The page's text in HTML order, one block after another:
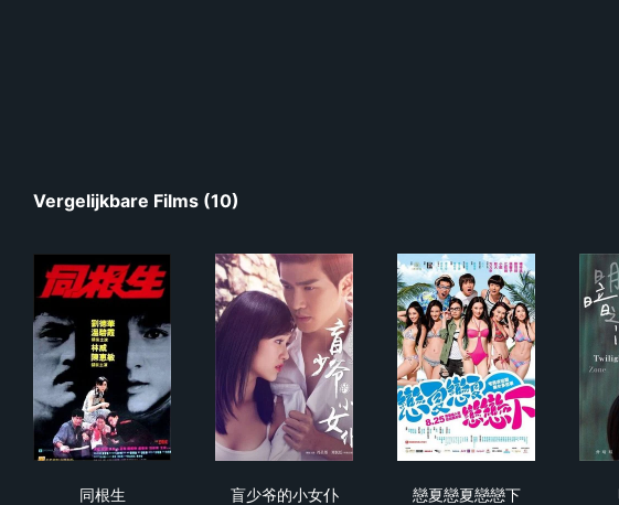
Vergelijkbare Films (10)
同根生
盲少爷的小女仆
戀夏戀夏戀戀下